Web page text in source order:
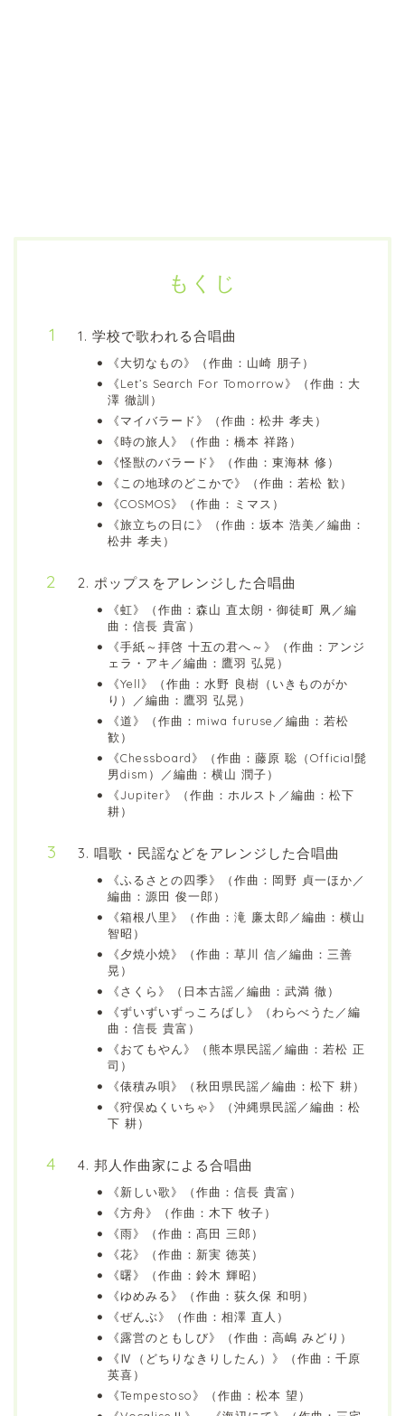
もくじ
1. 学校で歌われる合唱曲
《大切なもの》（作曲：山崎 朋子）
《Let’s Search For Tomorrow》（作曲：大
澤 徹訓）
《マイバラード》（作曲：松井 孝夫）
《時の旅人》（作曲：橋本 祥路）
《怪獣のバラード》（作曲：東海林 修）
《この地球のどこかで》（作曲：若松 歓）
《COSMOS》（作曲：ミマス）
《旅立ちの日に》（作曲：坂本 浩美／編曲：
松井 孝夫）
2. ポップスをアレンジした合唱曲
《虹》（作曲：森山 直太朗・御徒町 凧／編
曲：信長 貴富）
《手紙～拝啓 十五の君へ～》（作曲：アンジ
ェラ・アキ／編曲：鷹羽 弘晃）
《Yell》（作曲：水野 良樹（いきものがか
り）／編曲：鷹羽 弘晃）
《道》（作曲：miwa furuse／編曲：若松
歓）
《Chessboard》（作曲：藤原 聡（Official髭
男dism）／編曲：横山 潤子）
《Jupiter》（作曲：ホルスト／編曲：松下
耕）
3. 唱歌・民謡などをアレンジした合唱曲
《ふるさとの四季》（作曲：岡野 貞一ほか／
編曲：源田 俊一郎）
《箱根八里》（作曲：滝 廉太郎／編曲：横山
智昭）
《夕焼小焼》（作曲：草川 信／編曲：三善
晃）
《さくら》（日本古謡／編曲：武満 徹）
《ずいずいずっころばし》（わらべうた／編
曲：信長 貴富）
《おてもやん》（熊本県民謡／編曲：若松 正
司）
《俵積み唄》（秋田県民謡／編曲：松下 耕）
《狩俣ぬくいちゃ》（沖縄県民謡／編曲：松
下 耕）
4. 邦人作曲家による合唱曲
《新しい歌》（作曲：信長 貴富）
《方舟》（作曲：木下 牧子）
《雨》（作曲：髙田 三郎）
《花》（作曲：新実 徳英）
《曙》（作曲：鈴木 輝昭）
《ゆめみる》（作曲：荻久保 和明）
《ぜんぶ》（作曲：相澤 直人）
《露営のともしび》（作曲：高嶋 みどり）
《Ⅳ（どちりなきりしたん）》（作曲：千原
英喜）
《Tempestoso》（作曲：松本 望）